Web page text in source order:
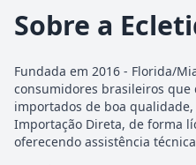
Sobre a
Fundada em 2016 - Florida/
consumidores brasileiros
importados de boa
Importação Direta, de forma
oferecendo assistência